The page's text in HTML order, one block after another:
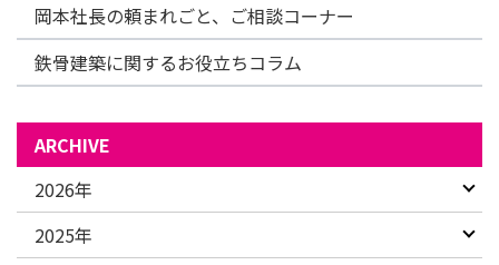
岡本社長の頼まれごと、ご相談コーナー
鉄骨建築に関するお役立ちコラム
ARCHIVE
2026年
2025年